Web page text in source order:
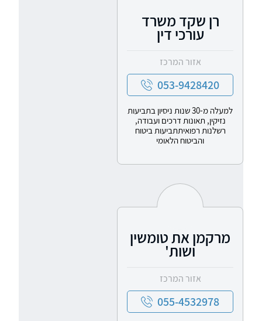
רן שקד משרד
עורכי דין
אזור המרכז
053-9428420
למעלה מ-30 שנות ניסיון בתביעות
נזיקין, תאונות דרכים ועבודה,
רשלנות רפואיתתביעות ביטוח
והביטוח הלאומי
מרקמן את טומשין
ושות'
אזור המרכז
055-4532978